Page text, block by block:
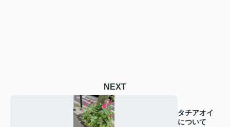
NEXT
タチアオイ
について